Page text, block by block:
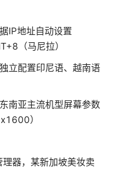
IP地址自动设置
（马尼拉）
立配置印尼语、越南语
南亚主流机型屏幕参数
）
器，某新加坡美妆卖